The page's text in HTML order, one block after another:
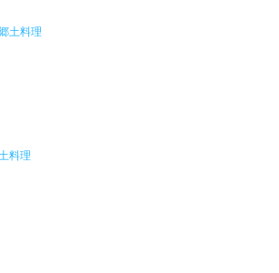
土料理
料理